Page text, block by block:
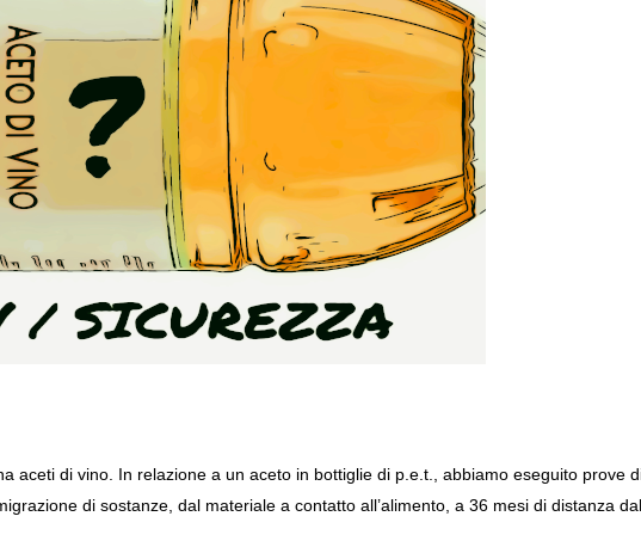
aceti di vino. In relazione a un aceto in bottiglie di p.e.t., abbiamo eseguito prove
di sostanze, dal materiale a contatto all’alimento, a 36 mesi di distanza dal